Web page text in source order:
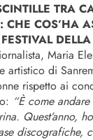
TRA
CHE COS’HA
Maria
artistico di
rispetto ai
“È come
Quest’anno,
discografiche,